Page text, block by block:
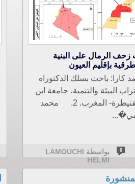
زحف الرمال على البنية
بإقليم العيون
كارا: باحث بسلك الدكتوراه
البيئة والتنمية، جامعة ابن
طفيل -القنيطرة- المغرب. 2. محمد
بواسطة LAMOUCHI
HELMI
0